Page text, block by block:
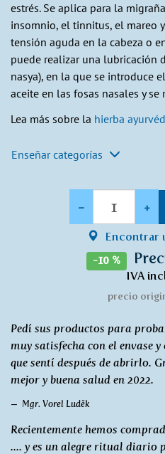
estrés. Se aplica para la
insomnio, el tinnitus, el mareo
tensión aguda en la cabeza o
puede realizar una lubricación
nasya), en la que se introduce
aceite en las fosas nasales y se
Lea más sobre la hierba
Enseñar categorías
- +
Encontrar
-10 %
IVA
precio
Pedí sus productos para
muy satisfecha con el envase
que sentí después de abrirlo.
mejor y buena salud en 2022.
Mgr. Vorel Luděk
Recientemente hemos
.... y es un alegre ritual diario